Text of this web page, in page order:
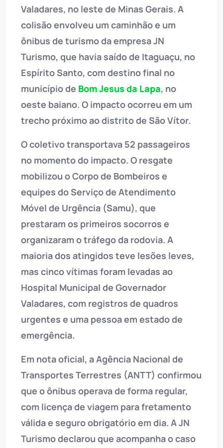
Valadares, no leste de Minas Gerais. A
colisão envolveu um caminhão e um
ônibus de turismo da empresa JN
Turismo, que havia saído de Itaguaçu, no
Espírito Santo, com destino final no
município de Bom Jesus da Lapa, no
oeste baiano. O impacto ocorreu em um
trecho próximo ao distrito de São Vítor.
O coletivo transportava 52 passageiros
no momento do impacto. O resgate
mobilizou o Corpo de Bombeiros e
equipes do Serviço de Atendimento
Móvel de Urgência (Samu), que
prestaram os primeiros socorros e
organizaram o tráfego da rodovia. A
maioria dos atingidos teve lesões leves,
mas cinco vítimas foram levadas ao
Hospital Municipal de Governador
Valadares, com registros de quadros
urgentes e uma pessoa em estado de
emergência.
Em nota oficial, a Agência Nacional de
Transportes Terrestres (ANTT) confirmou
que o ônibus operava de forma regular,
com licença de viagem para fretamento
válida e seguro obrigatório em dia. A JN
Turismo declarou que acompanha o caso